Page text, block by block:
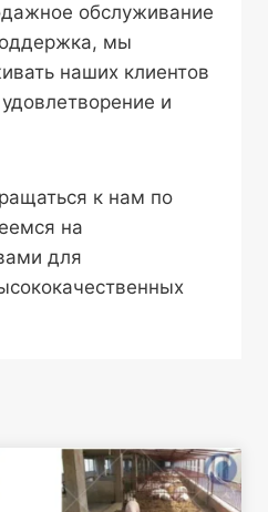
обслуживание
мы
наших клиентов
и
к нам по
на
для